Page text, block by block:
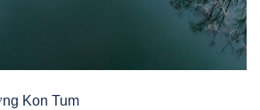
Kon Tum